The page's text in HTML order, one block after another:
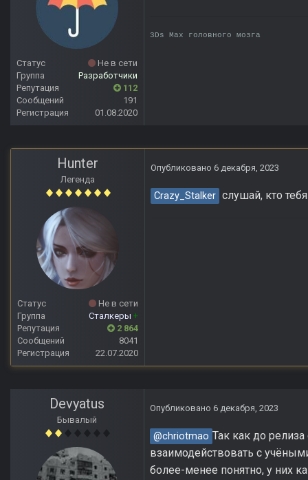
Статус
Не в сети
Группа
Разработчики
Репутация
112
Сообщений
191
Регистрация
01.08.2020
3Ds Max головного мозга
Hunter
Легенда
Статус
Не в сети
Группа
Сталкеры +
Репутация
2 864
Сообщений
8041
Регистрация
22.07.2020
Опубликовано 6 декабря, 2023
Crazy_Stalker слушай, кто
Devyatus
Бывалый
Опубликовано 6 декабря, 2023
@chriotmao Так как до
взаимодействовать с
более-менее понятно, у них